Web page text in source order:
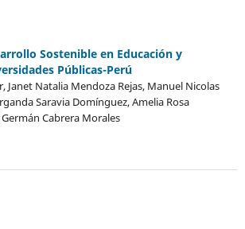
Sostenible en Educación y
Públicas-Perú
Janet Natalia Mendoza Rejas, Manuel Nicolas
Saravia Domínguez, Amelia Rosa
Cabrera Morales